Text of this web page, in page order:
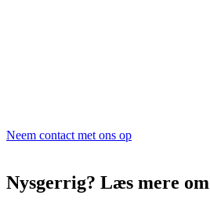
Neem contact met ons op
Nysgerrig? Læs mere om